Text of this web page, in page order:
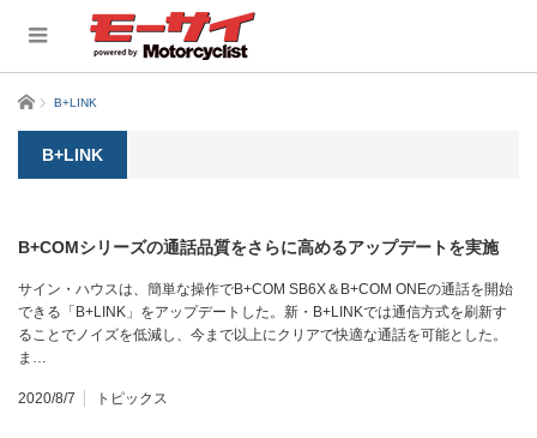
ホーム B+LINK
B+LINK
B+COMシリーズの通話品質をさらに高めるアップデートを実施
サイン・ハウスは、簡単な操作でB+COM SB6X＆B+COM ONEの通話を開始
できる「B+LINK」をアップデートした。新・B+LINKでは通信方式を刷新す
ることでノイズを低減し、今まで以上にクリアで快適な通話を可能とした。
ま…
2020/8/7 トピックス